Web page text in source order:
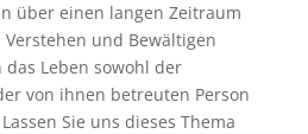
über einen langen Zeitraum
und Bewältigen
Leben sowohl der
von ihnen betreuten Person
Sie uns dieses Thema